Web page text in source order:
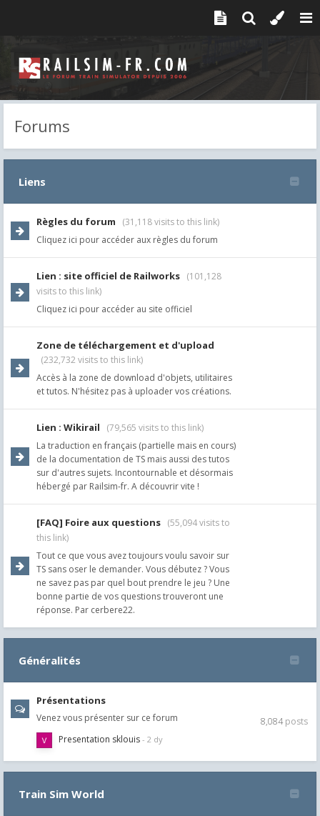
Forums
Liens
Règles du forum
(31,118 visits to this link)
Cliquez ici pour accéder aux règles du forum
Lien : site officiel de Railworks (101,128
visits to this link)
Cliquez ici pour accéder au site officiel
Zone de téléchargement et d'upload
(232,732 visits to this link)
Accès à la zone de download d'objets, utilitaires
et tutos. N'hésitez pas à uploader vos créations.
Lien : Wikirail
(79,565 visits to this link)
La traduction en français (partielle mais en cours)
de la documentation de TS mais aussi des tutos
sur d'autres sujets. Incontournable et désormais
hébergé par Railsim-fr. A découvrir vite !
[FAQ] Foire aux questions (55,094 visits to
this link)
Tout ce que vous avez toujours voulu savoir sur
TS sans oser le demander. Vous débutez ? Vous
ne savez pas par quel bout prendre le jeu ? Une
bonne partie de vos questions trouveront une
réponse. Par cerbere22.
Généralités
Présentations
Venez vous présenter sur ce forum 8,084 posts
Presentation sklouis
Train Sim World